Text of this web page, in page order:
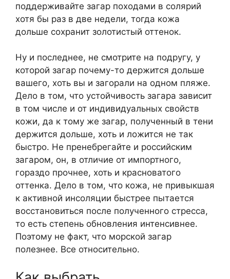
поддерживайте загар походами в солярий
хотя бы раз в две недели, тогда кожа
дольше сохранит золотистый оттенок.
Ну и последнее, не смотрите на подругу, у
которой загар почему-то держится дольше
вашего, хоть вы и загорали на одном пляже.
Дело в том, что устойчивость загара зависит
в том числе и от индивидуальных свойств
кожи, да к тому же загар, полученный в тени
держится дольше, хоть и ложится не так
быстро. Не пренебрегайте и российским
загаром, он, в отличие от импортного,
гораздо прочнее, хоть и красноватого
оттенка. Дело в том, что кожа, не привыкшая
к активной инсоляции быстрее пытается
восстановиться после полученного стресса,
то есть степень обновления интенсивнее.
Поэтому не факт, что морской загар
полезнее. Все относительно.